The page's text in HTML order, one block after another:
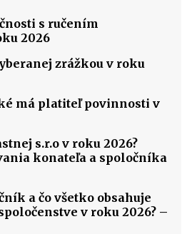
s ručením
2026
zrážkou v roku
má platiteľ povinnosti v
s.r.o v roku 2026?
konateľa a spoločníka
a čo všetko obsahuje
v roku 2026? –